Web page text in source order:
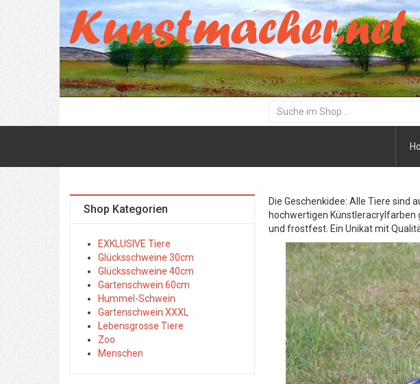
Die Geschenkidee: Alle Tiere sind
hochwertigen
und frostfest. Ein Unikat mit
Shop Kategorien
EXKLUSIVE Tiere
Glücksschweine 30cm
Glücksschweine 40cm
Gartenschwein 60cm
Hummel-Schwein
Gartenschwein XXXL
Lebensgrosse Tiere
Zoo
Menschen